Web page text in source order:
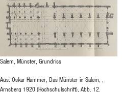
Salem, Münster, Grundriss
Aus: Oskar Hammer, Das Münster in Salem, ,
Arnsberg 1920 (Hochschulschrift), Abb. 12.